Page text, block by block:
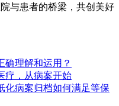
与患者的桥梁，共创美好
确理解和运用？
疗，从病案开始
化病案归档如何满足等保